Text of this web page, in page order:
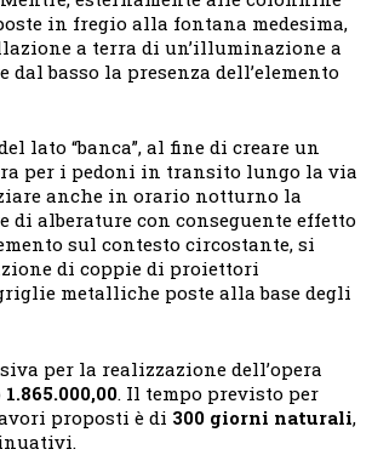
in fregio alla fontana medesima,
a terra di un’illuminazione a
dal basso la presenza dell’elemento
lato “banca”, al fine di creare un
per i pedoni in transito lungo la via
anche in orario notturno la
di alberature con conseguente effetto
sul contesto circostante, si
di coppie di proiettori
metalliche poste alla base degli
per la realizzazione dell’opera
1.865.000,00. Il tempo previsto per
proposti è di 300 giorni naturali,